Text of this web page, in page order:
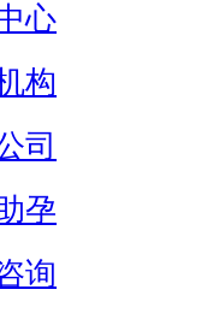
心
构
司
孕
询